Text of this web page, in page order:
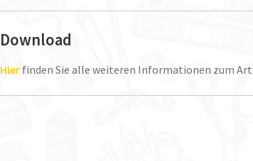
Download
Hier finden Sie alle weiteren Informationen zum